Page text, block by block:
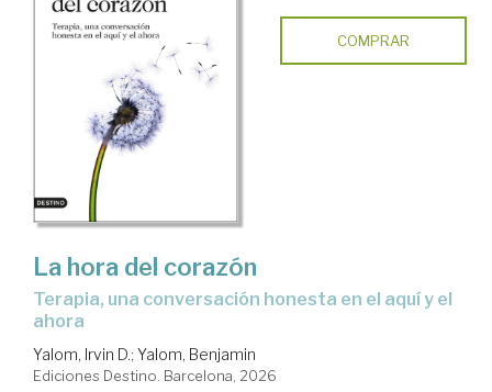
COMPRAR
La hora del corazón
Terapia, una conversación honesta en el aquí y el
ahora
Yalom, Irvin D.; Yalom, Benjamin
Ediciones Destino. Barcelona, 2026